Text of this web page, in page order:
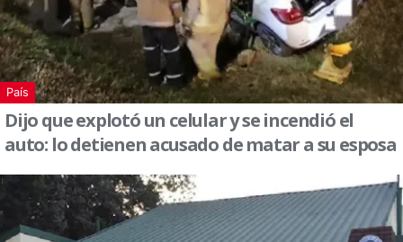
País
Dijo que explotó un celular y se incendió el
auto: lo detienen acusado de matar a su esposa